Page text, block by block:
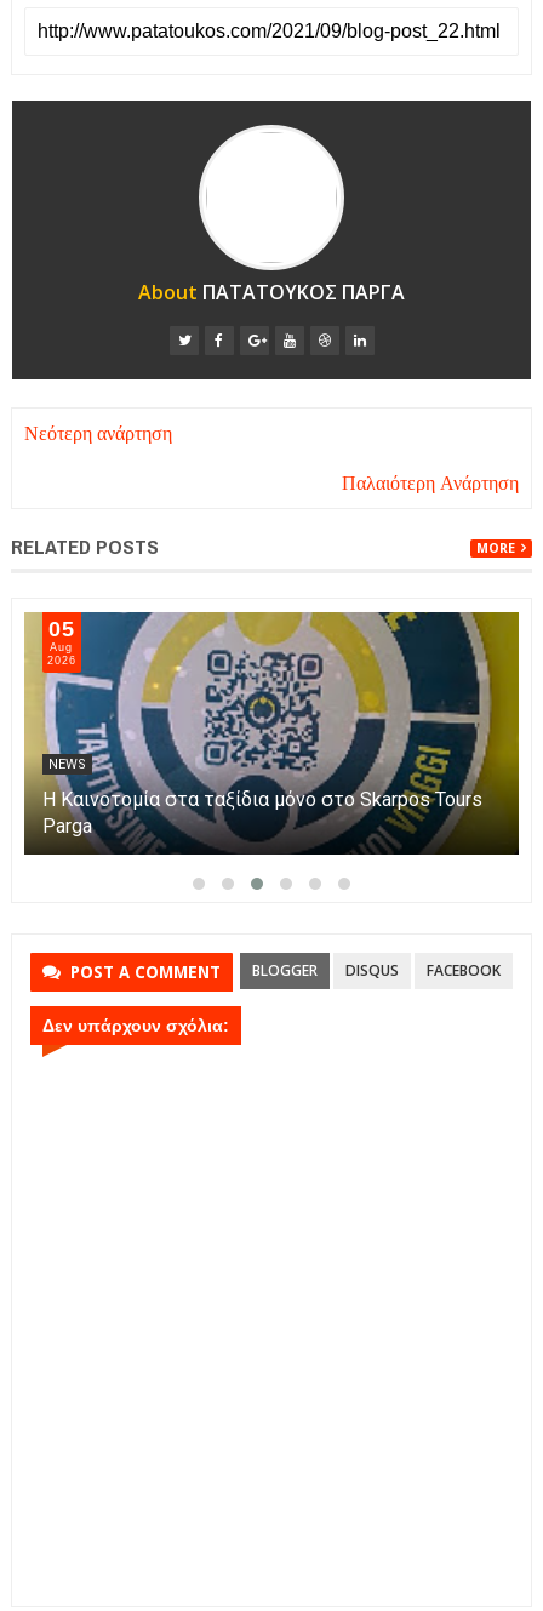
About ΠΑΤΑΤΟΥΚΟΣ ΠΑΡΓΑ
Νεότερη ανάρτηση
Παλαιότερη Ανάρτηση
RELATED POSTS MORE
05
Aug
2026
NEWS
Η Καινοτομία στα ταξίδια μόνο στο Skarpos Tours
Parga
POST A COMMENT BLOGGER DISQUS FACEBOOK
Δεν υπάρχουν σχόλια: